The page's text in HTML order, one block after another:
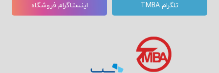
تلگرام TMBA اینستاگرام فروشگاه